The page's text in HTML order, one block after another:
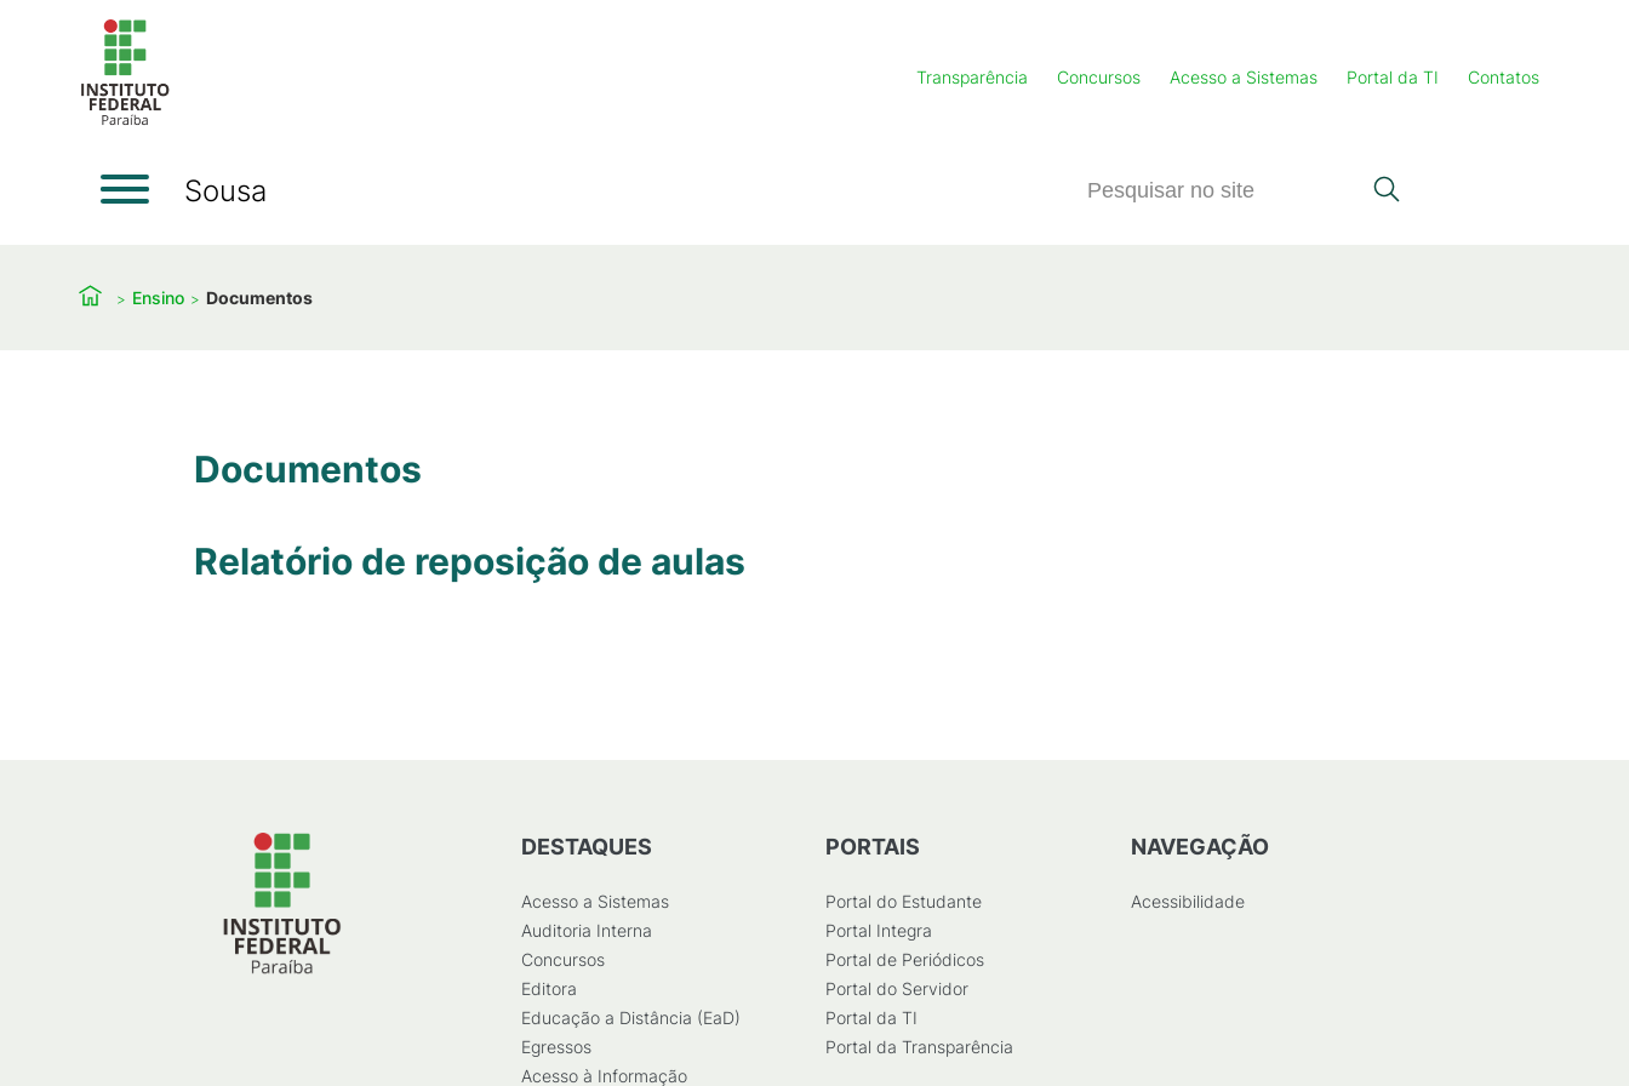
Transparência Concursos Acesso a Sistemas Portal da TI Contatos
Sousa
Ensino Documentos
Documentos
Relatório de reposição de aulas
DESTAQUES
Acesso a Sistemas
Auditoria Interna
Concursos
Editora
Educação a Distância (EaD)
Egressos
Acesso à Informação
PORTAIS
Portal do Estudante
Portal Integra
Portal de Periódicos
Portal do Servidor
Portal da TI
Portal da Transparência
NAVEGAÇÃO
Acessibilidade